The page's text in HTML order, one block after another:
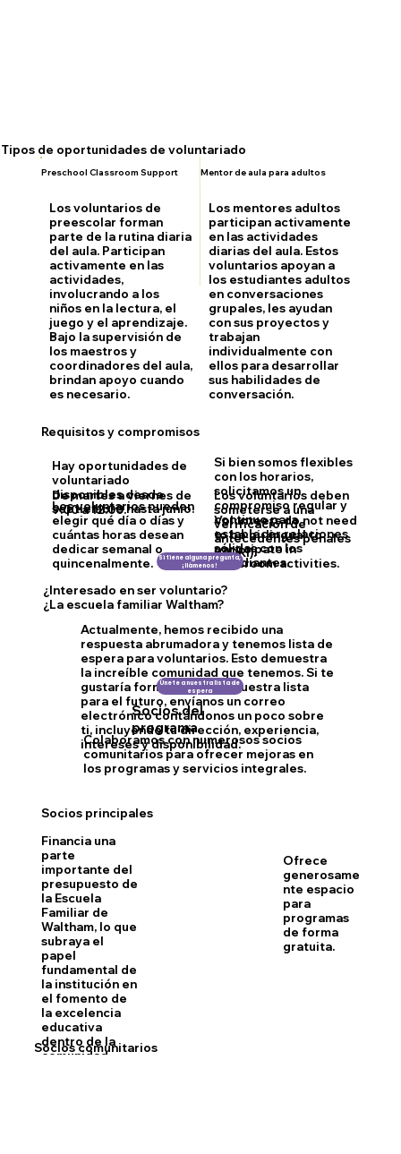
Tipos de oportunidades de voluntariado
Preschool Classroom Support Mentor de aula para adultos
Los voluntarios de
preescolar forman
parte de la rutina diaria
del aula. Participan
activamente en las
actividades,
involucrando a los
niños en la lectura, el
juego y el aprendizaje.
Bajo la supervisión de
los maestros y
coordinadores del aula,
brindan apoyo cuando
es necesario.
Los mentores adultos
participan activamente
en las actividades
diarias del aula. Estos
voluntarios apoyan a
los estudiantes adultos
en conversaciones
grupales, les ayudan
con sus proyectos y
trabajan
individualmente con
ellos para desarrollar
sus habilidades de
conversación.
Requisitos y compromisos
Hay oportunidades de
voluntariado
disponibles desde
septiembre hasta junio.
De martes a viernes de
9:00 a 12:00.
Los voluntarios pueden
elegir qué día o días y
cuántas horas desean
dedicar semanal o
quincenalmente.
Si bien somos flexibles
con los horarios,
solicitamos un
compromiso regular y
continuo para
establecer relaciones
sólidas con los
estudiantes.
Los voluntarios deben
someterse a una
verificación de
antecedentes penales
(CORI).
Volunteers do not need
to be bi-lingual to
participate in
classroom activities.
Si tiene alguna pregunta,
¡llámenos!
¿Interesado en ser voluntario?
¿La escuela familiar Waltham?
Actualmente, hemos recibido una
respuesta abrumadora y tenemos lista de
espera para voluntarios. Esto demuestra
la increíble comunidad que tenemos. Si te
gustaría formar parte de nuestra lista
para el futuro, envíanos un correo
electrónico contándonos un poco sobre
ti, incluyendo tu dirección, experiencia,
intereses y disponibilidad.
Colaboramos con numerosos socios
comunitarios para ofrecer mejoras en
los programas y servicios integrales.
Socios del
programa
Únete a nuestra lista de
espera
Socios principales
Financia una
parte
importante del
presupuesto de
la Escuela
Familiar de
Waltham, lo que
subraya el
papel
fundamental de
la institución en
el fomento de
la excelencia
educativa
dentro de la
comunidad.
Ofrece
generosame
nte espacio
para
programas
de forma
gratuita.
Socios comunitarios